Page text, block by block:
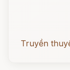
Truyền